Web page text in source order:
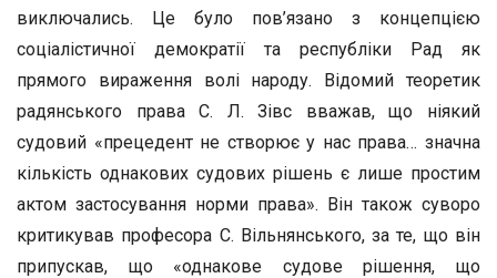
виключались. Це було пов’язано з концепцією
соціалістичної демократії та республіки Рад як
прямого вираження волі народу. Відомий теоретик
радянського права С. Л. Зівс вважав, що ніякий
судовий «прецедент не створює у нас права… значна
кількість однакових судових рішень є лише простим
актом застосування норми права». Він також суворо
критикував професора C. Вільнянського, за те, що він
припускав, що «однакове судове рішення, що